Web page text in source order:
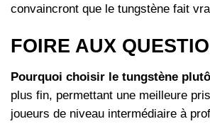
convaincront que le tungstène fait
FOIRE AUX
Pourquoi choisir le tungstène
plus fin, permettant une meilleure
joueurs de niveau intermédiaire à